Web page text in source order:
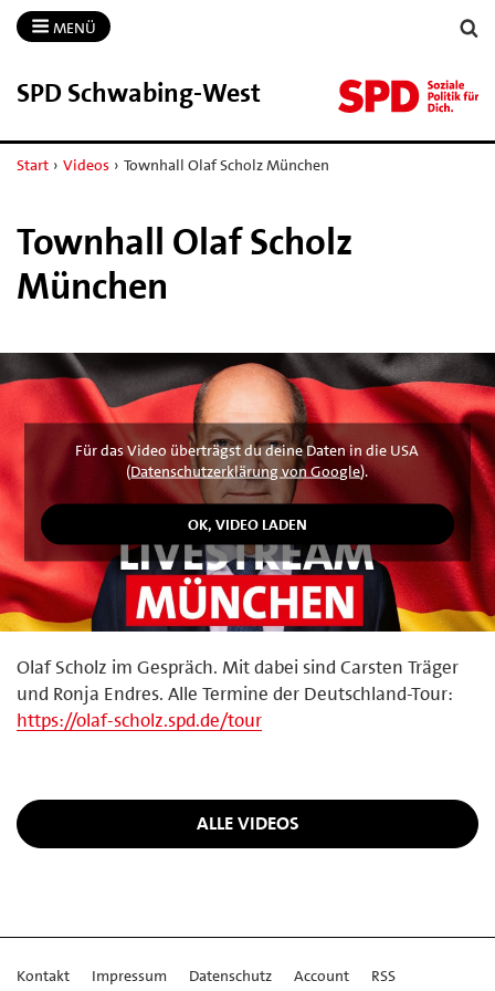
MENÜ
SPD Schwabing-​West
Start › Videos › Townhall Olaf Scholz München
Townhall Olaf Scholz
München
Für das Video überträgst du deine Daten in die USA
(Datenschutzerklärung von Google).
Olaf Scholz im Gespräch. Mit dabei sind Carsten Träger
und Ronja Endres. Alle Termine der Deutschland-Tour:
https://olaf-scholz.spd.de/tour
ALLE VIDEOS
Kontakt Impressum Datenschutz Account RSS